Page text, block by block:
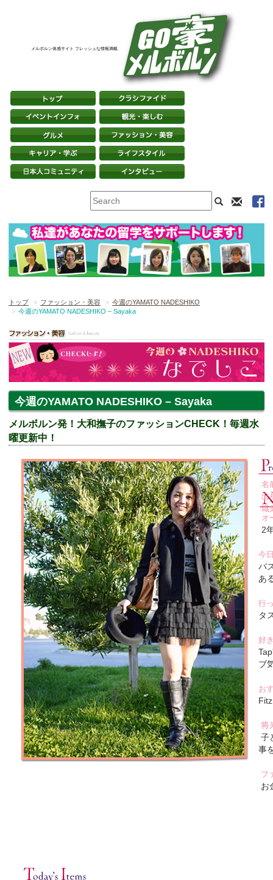
メルボルン体感サイト フレッシュな情報満載
トップ ファッション・美容
今週のYAMATO NADESHIKO
今週のYAMATO NADESHIKO – Sayaka
今週のYAMATO NADESHIKO – Sayaka
メルボルン発！大和撫子のファッションCHECK！毎週水
曜更新中！
名
出
職
オ
2
今
バ
あ
行
タ
好
ブ
お
将
子
事
フ
お